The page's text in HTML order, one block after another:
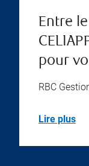
Entre le
pour
RBC
Lire plus